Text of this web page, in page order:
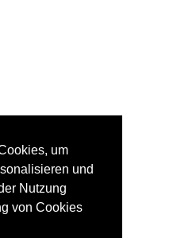
um
und
Nutzung
von Cookies